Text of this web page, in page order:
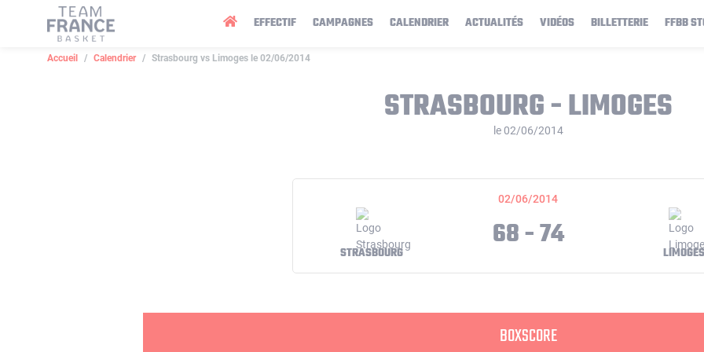
EFFECTIF CAMPAGNES CALENDRIER ACTUALITÉS VIDÉOS BILLETTERIE FFBB
Accueil Calendrier Strasbourg vs Limoges le 02/06/2014
STRASBOURG - LIMOGES
le 02/06/2014
02/06/2014
STRASBOURG 68 - 74 LIMOGES
BOXSCORE
Panneau de gestion des cookies